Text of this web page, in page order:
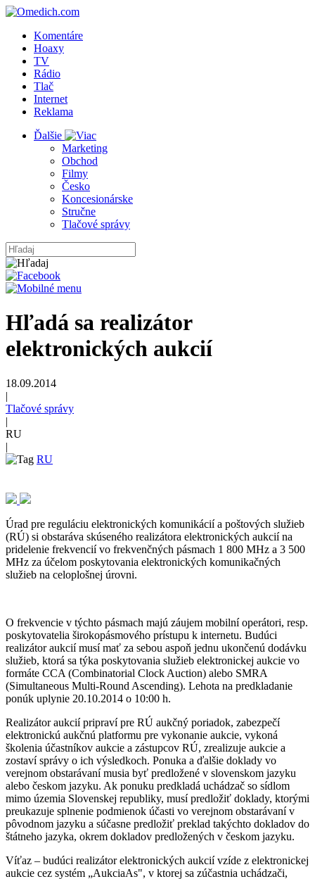
Komentáre
Hoaxy
TV
Rádio
Tlač
Internet
Reklama
Ďalšie
Marketing
Obchod
Filmy
Česko
Koncesionárske
Stručne
Tlačové správy
Hľadá sa realizátor
elektronických aukcií
18.09.2014
|
Tlačové správy
|
RU
|
RU
Úrad pre reguláciu elektronických komunikácií a poštových služieb
(RÚ) si obstaráva skúseného realizátora elektronických aukcií na
pridelenie frekvencií vo frekvenčných pásmach 1 800 MHz a 3 500
MHz za účelom poskytovania elektronických komunikačných
služieb na celoplošnej úrovni.
O frekvencie v týchto pásmach majú záujem mobilní operátori, resp.
poskytovatelia širokopásmového prístupu k internetu. Budúci
realizátor aukcií musí mať za sebou aspoň jednu ukončenú dodávku
služieb, ktorá sa týka poskytovania služieb elektronickej aukcie vo
formáte CCA (Combinatorial Clock Auction) alebo SMRA
(Simultaneous Multi-Round Ascending). Lehota na predkladanie
ponúk uplynie 20.10.2014 o 10:00 h.
Realizátor aukcií pripraví pre RÚ aukčný poriadok, zabezpečí
elektronickú aukčnú platformu pre vykonanie aukcie, vykoná
školenia účastníkov aukcie a zástupcov RÚ, zrealizuje aukcie a
zostaví správy o ich výsledkoch. Ponuka a ďalšie doklady vo
verejnom obstarávaní musia byť predložené v slovenskom jazyku
alebo českom jazyku. Ak ponuku predkladá uchádzač so sídlom
mimo územia Slovenskej republiky, musí predložiť doklady, ktorými
preukazuje splnenie podmienok účasti vo verejnom obstarávaní v
pôvodnom jazyku a súčasne predložiť preklad takýchto dokladov do
štátneho jazyka, okrem dokladov predložených v českom jazyku.
Víťaz – budúci realizátor elektronických aukcií vzíde z elektronickej
aukcie cez systém „AukciaAs", v ktorej sa zúčastnia uchádzači,